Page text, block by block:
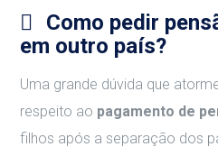
Como pedir
em outro país?
Uma grande dúvida que
respeito ao pagamento de
filhos após a separação dos